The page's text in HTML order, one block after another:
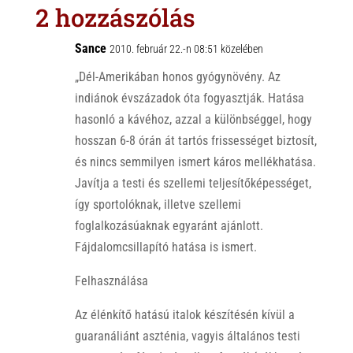
A
o
o
2 hozzászólás
Sance 2010. február 22.-n 08:51 közelében
„Dél-Amerikában honos gyógynövény. Az
indiánok évszázadok óta fogyasztják. Hatása
hasonló a kávéhoz, azzal a különbséggel, hogy
hosszan 6-8 órán át tartós frissességet biztosít,
és nincs semmilyen ismert káros mellékhatása.
Javítja a testi és szellemi teljesítőképességet,
így sportolóknak, illetve szellemi
foglalkozásúaknak egyaránt ajánlott.
Fájdalomcsillapító hatása is ismert.
Felhasználása
Az élénkítő hatású italok készítésén kívül a
guaranáliánt aszténia, vagyis általános testi